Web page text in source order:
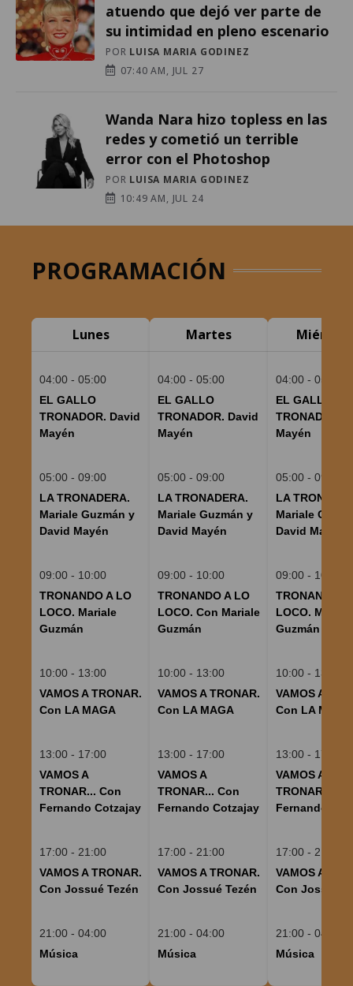
atuendo que dejó ver parte de
su intimidad en pleno escenario
POR LUISA MARIA GODINEZ
07:40 AM, JUL 27
Wanda Nara hizo topless en las
redes y cometió un terrible
error con el Photoshop
POR LUISA MARIA GODINEZ
10:49 AM, JUL 24
PROGRAMACIÓN
Lunes
04:00 - 05:00
EL GALLO
TRONADOR. David
Mayén
05:00 - 09:00
LA TRONADERA.
Mariale Guzmán y
David Mayén
09:00 - 10:00
TRONANDO A LO
LOCO. Mariale
Guzmán
10:00 - 13:00
VAMOS A TRONAR.
Con LA MAGA
13:00 - 17:00
VAMOS A
TRONAR... Con
Fernando Cotzajay
17:00 - 21:00
VAMOS A TRONAR.
Con Jossué Tezén
21:00 - 04:00
Música
Martes
04:00 - 05:00
EL GALLO
TRONADOR. David
Mayén
05:00 - 09:00
LA TRONADERA.
Mariale Guzmán y
David Mayén
09:00 - 10:00
TRONANDO A LO
LOCO. Con Mariale
Guzmán
10:00 - 13:00
VAMOS A TRONAR.
Con LA MAGA
13:00 - 17:00
VAMOS A
TRONAR... Con
Fernando Cotzajay
17:00 - 21:00
VAMOS A TRONAR.
Con Jossué Tezén
21:00 - 04:00
Música
04:00 - 05:00
EL GALLO
TRONADOR.
Mayén
05:00 - 09:00
LA
Mariale
David Mayén
09:00 - 10:00
TRONANDO A
LOCO. Mariale
Guzmán
10:00 - 13:00
VAMOS A
Con LA MAGA
13:00 - 17:00
VAMOS A
TRONAR...
Fernando
17:00 - 21:00
VAMOS A
Con Jossué
21:00 - 04:00
Música